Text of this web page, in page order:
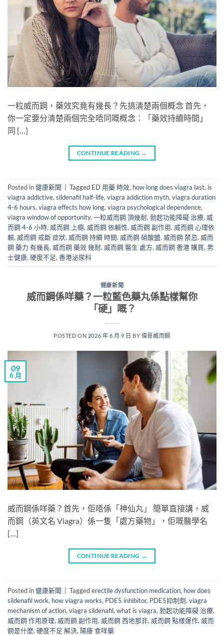
一粒威而鋼，藥效究竟有幾長？先搞清楚兩個概念 首先，
你一定要分清楚兩個完全唔同嘅概念：「藥效持續時間」​
同 […]
CONTINUE READING →
Posted in健康新聞 Tagged ED 用藥 時效, how long does viagra last, is
viagra addictive,sildenafil half-life,viagra addiction myth,viagra duration
4-6 hours,viagra effects how long,viagra psychological dependence,
viagra window of opportunity,一粒威而鋼 頂幾耐,勃起功能障礙 治療, 威
而鋼 4-6 小時, 威而鋼 上癮, 威而鋼 依賴性, 威而鋼 副作用, 威而鋼 心理依
賴, 威而鋼 戒斷 症狀, 威而鋼 持續 時間, 威而鋼 硝酸鹽, 威而鋼 禁忌, 威而
鋼 藥力 有幾長, 威而鋼 藥效 幾耐, 威而鋼 醫生 處方, 威而鋼 香港 購買, 男
士健康,硬度不足,香港泌尿科
健康新聞
威而鋼係咩藥？一粒藍色藥丸係點樣幫你
「硬」嘅？
POSTED ON 2026 年 6 月 9 日 BY 偉哥威而鋼
09
6 月
威而鋼係咩藥？首先，佢唔係「神仙丸」 簡單直接講，威
而鋼（英文名 Viagra）係一隻「處方藥物」，佢嘅醫學名
[…]
CONTINUE READING →
Posted in健康新聞 Taggederectile dysfunction medication, how does
sildenafil work, how viagra works, PDE5 inhibitor, PDE5抑制劑, viagra
mechanism of action, viagra sildenafil, what is viagra, 勃起功能障礙 治療,
威而鋼 作用原理, 威而鋼 副作用, 威而鋼 西地那非, 威而鋼 點樣運作, 威而
鋼是什麼, 硬度不足 解決, 陽痿 食咩藥